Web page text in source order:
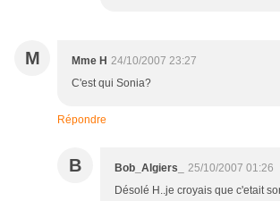
M Mme H 24/10/2007 23:27
C'est qui Sonia?
Répondre
B Bob_Algiers_
25/10/2007 01:26
Désolé H..je croyais que c'etait